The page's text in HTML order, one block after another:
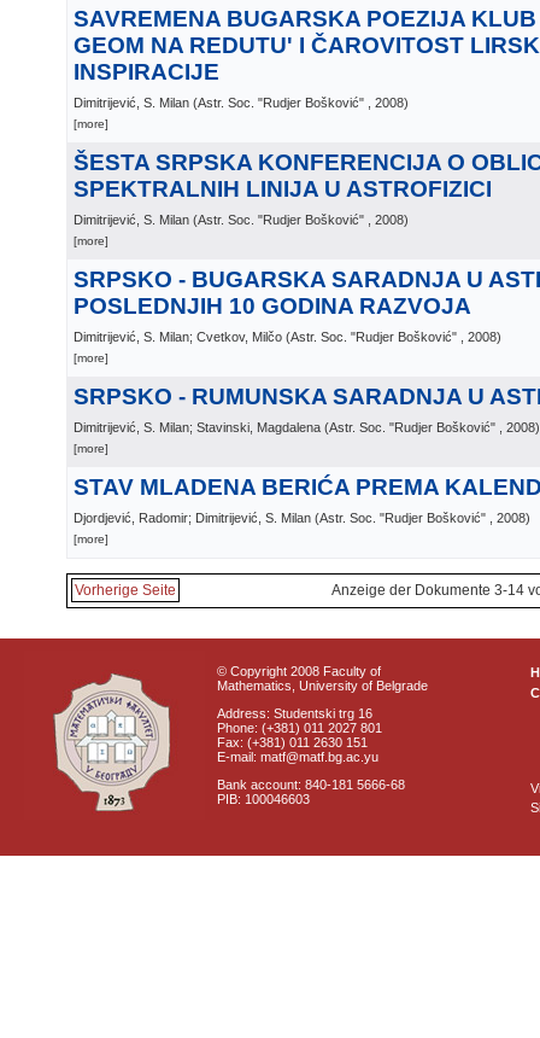
SAVREMENA BUGARSKA POEZIJA
GEOM NA REDUTU' I ČAROVITOST
INSPIRACIJE
Dimitrijević, S. Milan (Astr. Soc. "Rudjer Bošković" , 2008)
[more]
ŠESTA SRPSKA KONFERENCIJA O
SPEKTRALNIH LINIJA U ASTROFIZICI
Dimitrijević, S. Milan (Astr. Soc. "Rudjer Bošković" , 2008)
[more]
SRPSKO - BUGARSKA SARADNJA U
POSLEDNJIH 10 GODINA RAZVOJA
Dimitrijević, S. Milan; Cvetkov, Milčo (Astr. Soc. "Rudjer Bošković" , 2008)
[more]
SRPSKO - RUMUNSKA SARADNJA U
Dimitrijević, S. Milan; Stavinski, Magdalena (Astr. Soc. "Rudjer Bošković" , 2008)
[more]
STAV MLADENA BERIĆA PREMA
Djordjević, Radomir; Dimitrijević, S. Milan (Astr. Soc. "Rudjer Bošković" , 2008)
[more]
Vorherige Seite Anzeige der Dokumente 3-14
© Copyright 2008 Faculty of
Mathematics, University of Belgrade
Address: Studentski trg 16
Phone: (+381) 011 2027 801
Fax: (+381) 011 2630 151
E-mail: matf@matf.bg.ac.yu
Bank account: 840-181 5666-68
PIB: 100046603